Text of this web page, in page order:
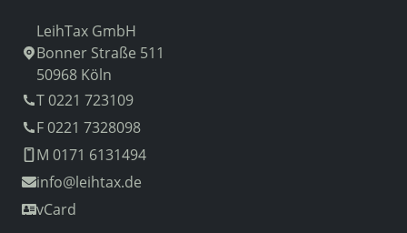
LeihTax GmbH
Bonner Straße 511
50968 Köln
T 0221 723109
F 0221 7328098
M 0171 6131494
info@leihtax.de
vCard